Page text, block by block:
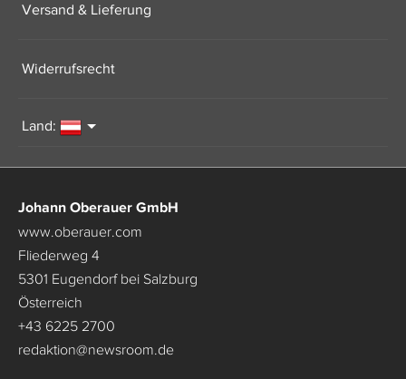
Versand & Lieferung
Widerrufsrecht
Land:
Johann Oberauer GmbH
www.oberauer.com
Fliederweg 4
5301 Eugendorf bei Salzburg
Österreich
+43 6225 2700
redaktion@newsroom.de